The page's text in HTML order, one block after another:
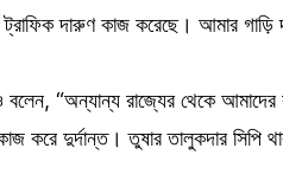
দারুণ কাজ করেছে। আমার
“অন্যান্য রাজ্যের থেকে
করে দুর্দান্ত। তুষার তালুকদার